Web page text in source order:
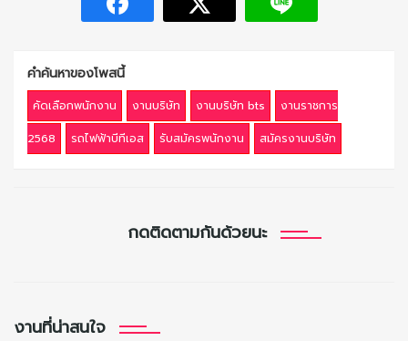
คำค้นหาของโพสนี้
คัดเลือกพนักงาน งานบริษัท งานบริษัท bts
งานราชการ
2568
รถไฟฟ้าบีทีเอส รับสมัครพนักงาน สมัครงานบริษัท
กดติดตามกันด้วยนะ
งานที่น่าสนใจ